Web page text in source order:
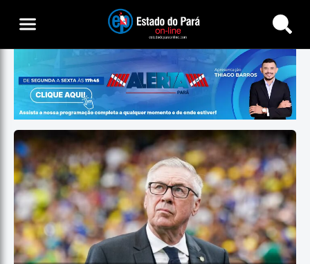
Buscar